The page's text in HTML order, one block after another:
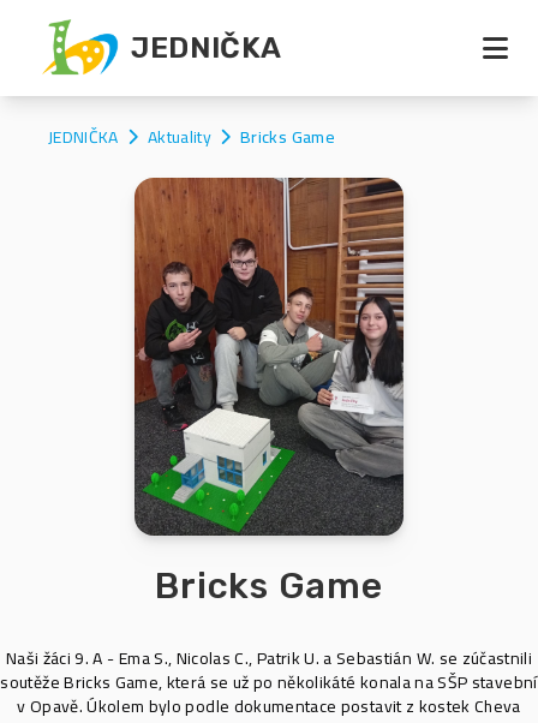
JEDNIČKA
JEDNIČKA Aktuality Bricks Game
Bricks Game
Naši žáci 9. A - Ema S., Nicolas C., Patrik U. a Sebastián W. se zúčastnili
soutěže Bricks Game, která se už po několikáté konala na SŠP stavební
v Opavě. Úkolem bylo podle dokumentace postavit z kostek Cheva